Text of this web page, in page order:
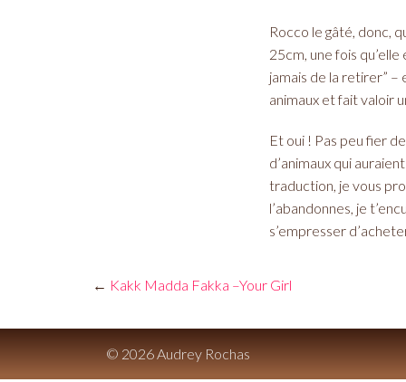
Rocco le gâté, donc,
25cm, une fois
jamais de la retirer” –
animaux et fait valoir
Et oui ! Pas peu fier
d’animaux qui
traduction, je vous
l’abandonnes, je
s’empresser
← Kakk Madda Fakka –Your Girl
© 2026 Audrey Rochas